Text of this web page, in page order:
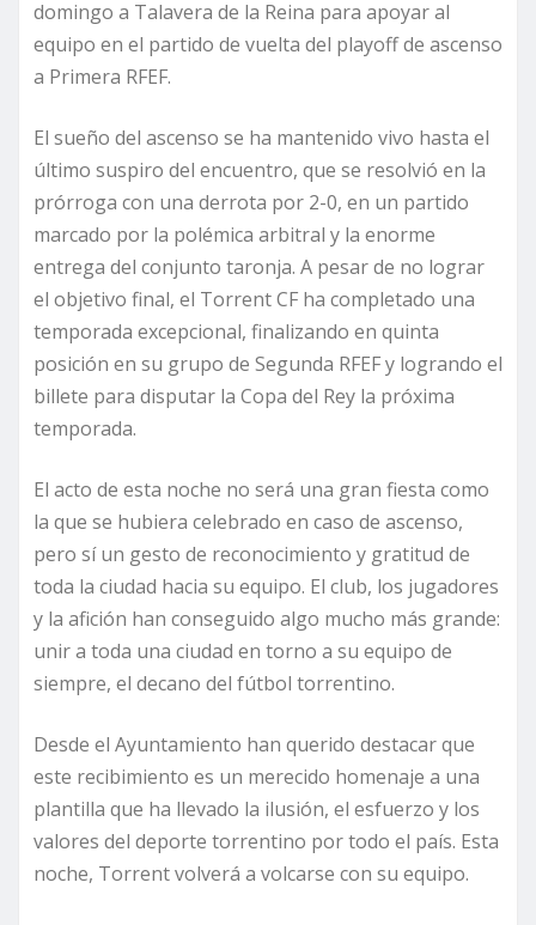
domingo a Talavera de la Reina para apoyar al
equipo en el partido de vuelta del playoff de ascenso
a Primera RFEF.
El sueño del ascenso se ha mantenido vivo hasta el
último suspiro del encuentro, que se resolvió en la
prórroga con una derrota por 2-0, en un partido
marcado por la polémica arbitral y la enorme
entrega del conjunto taronja. A pesar de no lograr
el objetivo final, el Torrent CF ha completado una
temporada excepcional, finalizando en quinta
posición en su grupo de Segunda RFEF y logrando el
billete para disputar la Copa del Rey la próxima
temporada.
El acto de esta noche no será una gran fiesta como
la que se hubiera celebrado en caso de ascenso,
pero sí un gesto de reconocimiento y gratitud de
toda la ciudad hacia su equipo. El club, los jugadores
y la afición han conseguido algo mucho más grande:
unir a toda una ciudad en torno a su equipo de
siempre, el decano del fútbol torrentino.
Desde el Ayuntamiento han querido destacar que
este recibimiento es un merecido homenaje a una
plantilla que ha llevado la ilusión, el esfuerzo y los
valores del deporte torrentino por todo el país. Esta
noche, Torrent volverá a volcarse con su equipo.